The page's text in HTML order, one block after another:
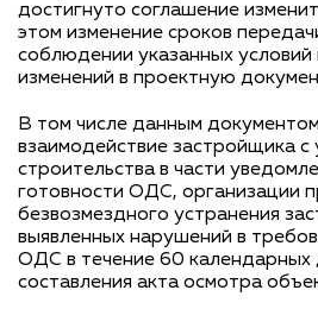
достигнуто соглашение
этом изменение сроков
соблюдении указанных условий
изменений в проектную
В том числе данным
взаимодействие застройщика с
строительства в части
готовности ОДС, организации
безвозмездного устранения
выявленных нарушений в
ОДС в течение 60 календарных
составления акта осмотра